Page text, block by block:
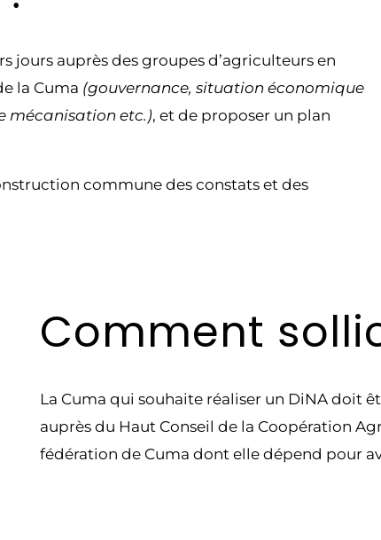
jours auprès des groupes d’agriculteurs en
la Cuma (gouvernance, situation économique
mécanisation etc.), et de proposer un plan
commune des constats et des
Comment
La Cuma qui souhaite réaliser un DiNA doit
auprès du Haut Conseil de la Coopération
fédération de Cuma dont elle dépend pour